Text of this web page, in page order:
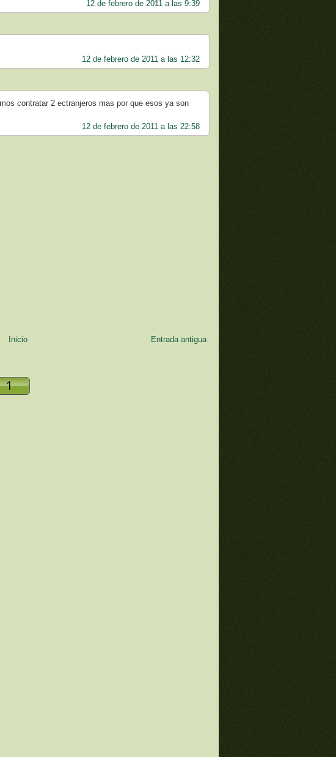
12 de febrero de 2011 a las 9:39
12 de febrero de 2011 a las 12:32
contratar 2 ectranjeros mas por que esos ya son
12 de febrero de 2011 a las 22:58
Entrada antigua
Inicio